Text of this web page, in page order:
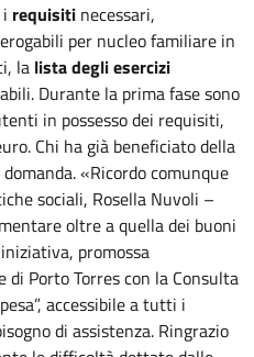
i requisiti necessari,
erogabili per nucleo familiare in
la lista degli esercizi
Durante la prima fase sono
in possesso dei requisiti,
Chi ha già beneficiato della
«Ricordo comunque
sociali, Rosella Nuvoli –
oltre a quella dei buoni
promossa
di Porto Torres con la Consulta
accessibile a tutti i
di assistenza. Ringrazio